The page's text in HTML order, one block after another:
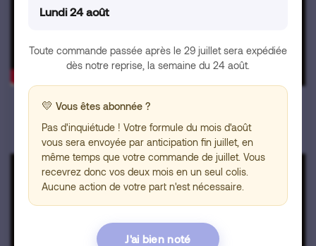
La sophrologie pour s’apaiser
avec Pauline
Lundi 24 août
Toute commande passée après le 29 juillet sera expédiée
dès notre reprise, la semaine du 24 août.
💛 Vous êtes abonnée ?
Pas d'inquiétude ! Votre formule du mois d'août
vous sera envoyée par anticipation fin juillet, en
même temps que votre commande de juillet. Vous
recevrez donc vos deux mois en un seul colis.
Aucune action de votre part n'est nécessaire.
J'ai bien noté